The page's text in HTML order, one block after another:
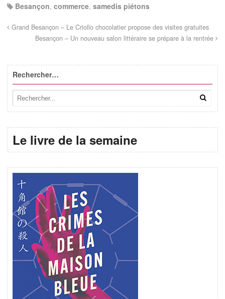
Besançon, commerce, samedis piétons
Grand Besançon – Le Criollo chocolatier propose des visites gratuites
Besançon – Un nouveau salon littéraire se prépare à la rentrée
Rechercher…
Le livre de la semaine